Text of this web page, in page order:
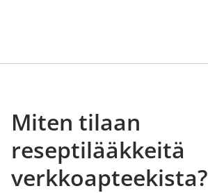
Miten tilaan
reseptilääkkeitä
verkkoapteekista?